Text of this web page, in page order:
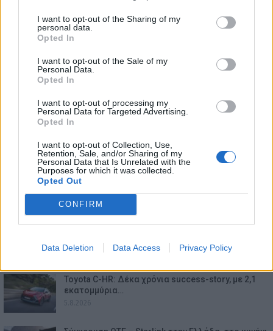
I want to opt-out of the Sharing of my
personal data.
Opted In
I want to opt-out of the Sale of my
Personal Data.
Opted In
I want to opt-out of processing my
Personal Data for Targeted Advertising.
Opted In
I want to opt-out of Collection, Use,
Retention, Sale, and/or Sharing of my
Personal Data that Is Unrelated with the
Purposes for which it was collected.
Opted Out
CONFIRM
Data Deletion Data Access Privacy Policy
ΕΠΙΚΑΙΡΟΤΗΤΑ
Λεωφόρος Ποσειδώνος: Νέες κυκλοφοριακές
6.8.2026
Toyota C-HR: Δέκα χρόνια success-story, με 2,1
εκατομμύρια…